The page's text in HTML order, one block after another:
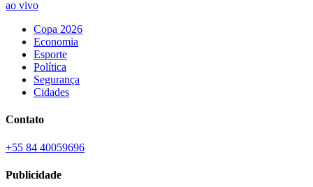
ao vivo
Copa 2026
Economia
Esporte
Política
Segurança
Cidades
Contato
+55 84 40059696
Publicidade